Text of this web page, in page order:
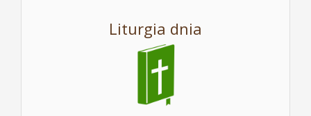
Liturgia dnia